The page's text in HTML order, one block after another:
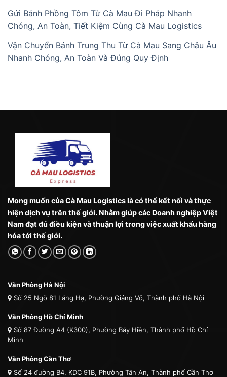
Gửi Bánh Phồng Tôm Từ Cà Mau Đi Pháp Nhanh
Chóng, An Toàn, Tiết Kiệm Cùng Cà Mau Logistics
Vận Chuyển Bánh Trung Thu Từ Cà Mau Sang Châu Âu
Nhanh Chóng, An Toàn Và Đúng Quy Định
Mong muốn của Cà Mau Logistics là có thể kết nối và thực
hiện dịch vụ trên thế giới. Nhằm giúp các Doanh nghiệp Việt
Nam đạt đủ điều kiện và thuận lợi trong việc xuất khẩu hàng
hóa tới thế giới.
Văn Phòng Hà Nội
Số 25 Ngõ 81 Láng Hạ, Phường Giảng Võ, Thành phố Hà Nội
Văn Phòng Hồ Chí Minh
Số 87 Đường A4 (K300), Phường Bảy Hiền, Thành phố Hồ Chí
Minh
Văn Phòng Cần Thơ
Số 24 đường B4, KDC 91B, Phường Tân An, Thành phố Cần Thơ